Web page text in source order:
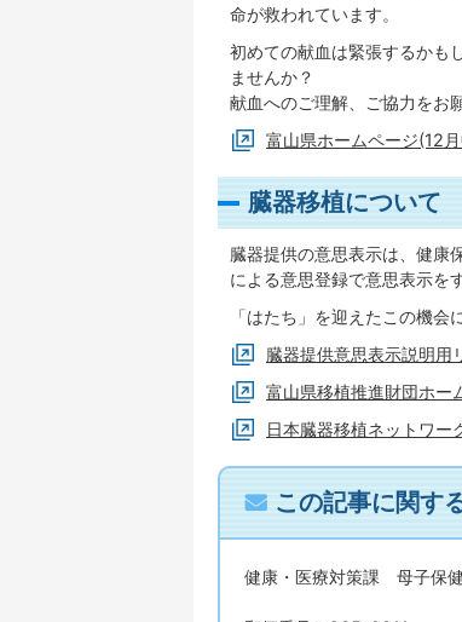
命が救われています。
初めての献血は緊張するかも
ませんか？
献血へのご理解、ご協力をお
富山県ホームページ(12月
臓器移植について
臓器提供の意思表示は、健康
による意思登録で意思表示を
「はたち」を迎えたこの機
臓器提供意思表示説明用
富山県移植推進財団ホー
日本臓器移植ネットワー
この記事に関す
健康・医療対策課 母子保